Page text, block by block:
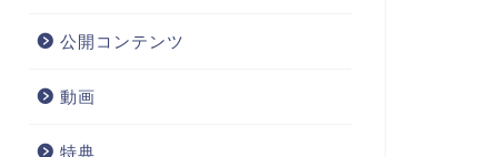
公開コンテンツ
動画
特典